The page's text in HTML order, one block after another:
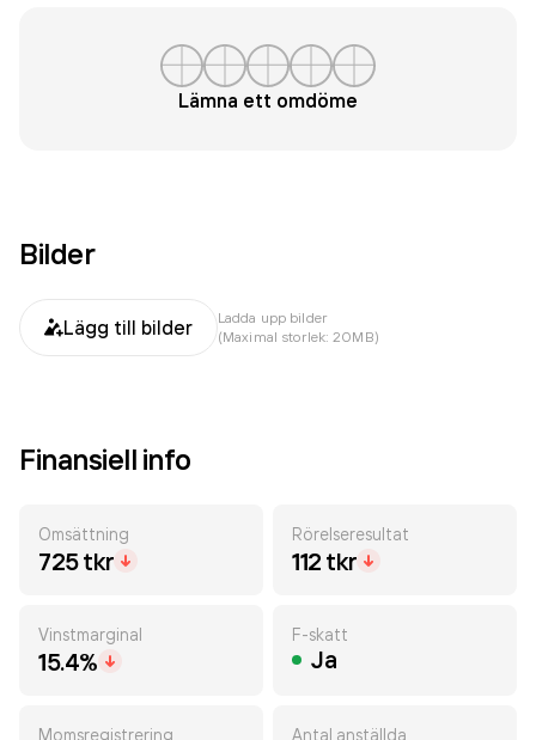
Lämna ett omdöme
Bilder
Lägg till bilder
Ladda upp bilder
(Maximal storlek: 20MB)
Finansiell info
Omsättning
725 tkr
Rörelseresultat
112 tkr
Vinstmarginal
15.4%
F-skatt
Ja
Momsregistrering Antal anställda